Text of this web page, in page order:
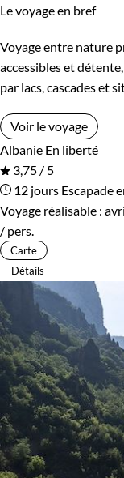
Le voyage en bref
Voyage entre nature
accessibles et
par lacs, cascades et
Voir le voyage
Albanie En liberté
3,75 / 5
12 jours Escapade
Voyage réalisable :
/ pers.
Carte
Détails